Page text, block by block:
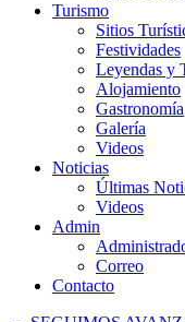
Turismo
Sitios
Festividades
Leyendas y
Alojamiento
Gastronomía
Galería
Videos
Noticias
Últimas
Videos
Admin
Correo
Contacto